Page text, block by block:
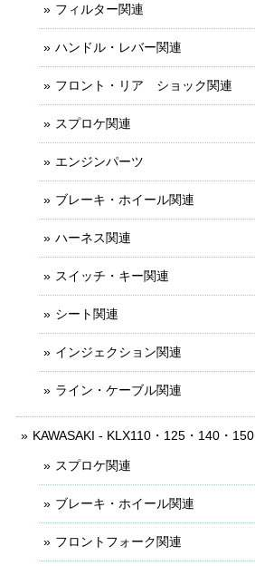
フィルター関連
ハンドル・レバー関連
フロント・リア ショック関連
スプロケ関連
エンジンパーツ
ブレーキ・ホイール関連
ハーネス関連
スイッチ・キー関連
シート関連
インジェクション関連
ライン・ケーブル関連
KAWASAKI - KLX110・125・140・150
スプロケ関連
ブレーキ・ホイール関連
フロントフォーク関連